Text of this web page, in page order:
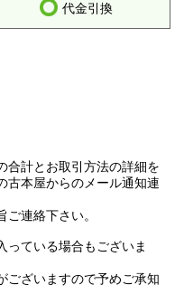
代金引換
合計とお取引方法の詳細を
古本屋からのメール通知連
連絡下さい。
ている場合もございま
ございますので予めご承知